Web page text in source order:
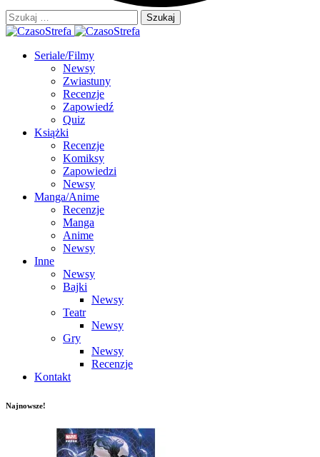
Szukaj:
Seriale/Filmy
Newsy
Zwiastuny
Recenzje
Zapowiedź
Quiz
Książki
Recenzje
Komiksy
Zapowiedzi
Newsy
Manga/Anime
Recenzje
Manga
Anime
Newsy
Inne
Newsy
Bajki
Newsy
Teatr
Newsy
Gry
Newsy
Recenzje
Kontakt
Najnowsze!